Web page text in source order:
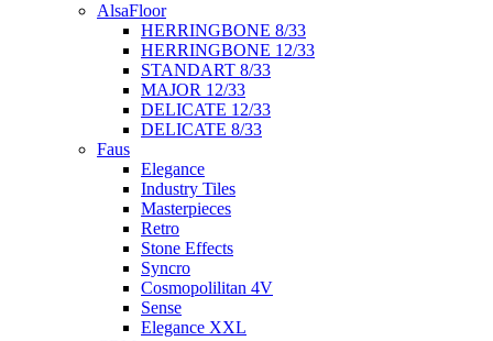
AlsaFloor
HERRINGBONE 8/33
HERRINGBONE 12/33
STANDART 8/33
MAJOR 12/33
DELICATE 12/33
DELICATE 8/33
Faus
Elegance
Industry Tiles
Masterpieces
Retro
Stone Effects
Syncro
Cosmopolilitan 4V
Sense
Elegance XXL